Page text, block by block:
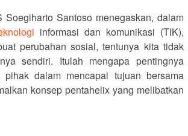
Soegiharto Santoso menegaskan, dalam
informasi dan komunikasi (TIK),
perubahan sosial, tentunya kita tidak
sendiri. Itulah mengapa pentingnya
pihak dalam mencapai tujuan bersama
konsep pentahelix yang melibatkan